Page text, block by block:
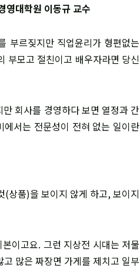
영대학원 이동규 교수
부르짖지만 직업윤리가 형편없는
부모고 절친이고 배우자라면 당신
회사를 경영하다 보면 열정과 간
서는 전문성이 전혀 없는 일이란
상품)을 보이지 않게 하고, 보이지
이고요. 그런 지상전 시대는 저물
많은 짜장면 가게를 제치고 일부